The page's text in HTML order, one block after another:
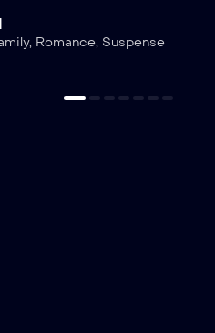
, Romance, Suspense